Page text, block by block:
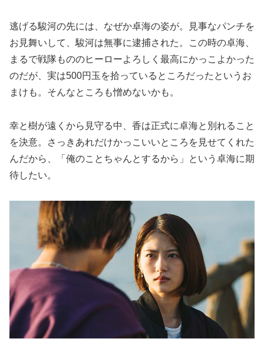
逃げる駿河の先には、なぜか卓海の姿が。見事なパンチを
お見舞いして、駿河は無事に逮捕された。この時の卓海、
まるで戦隊もののヒーローよろしく最高にかっこよかった
のだが、実は500円玉を拾っているところだったというお
まけも。そんなところも憎めないかも。
幸と樹が遠くから見守る中、香は正式に卓海と別れること
を決意。さっきあれだけかっこいいところを見せてくれた
んだから、「俺のことちゃんとするから」という卓海に期
待したい。